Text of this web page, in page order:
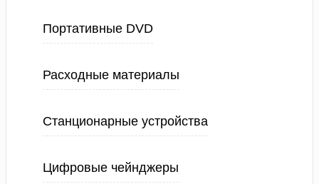
Портативные DVD
Расходные материалы
Станционарные устройства
Цифровые чейнджеры